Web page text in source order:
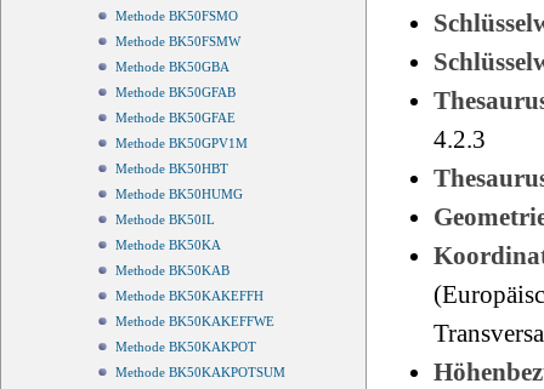
Methode BK50FSMO
Methode BK50FSMW
Methode BK50GBA
Methode BK50GFAB
Methode BK50GFAE
Methode BK50GPV1M
Methode BK50HBT
Methode BK50HUMG
Methode BK50IL
Methode BK50KA
Methode BK50KAB
Methode BK50KAKEFFH
Methode BK50KAKEFFWE
Methode BK50KAKPOT
Methode BK50KAKPOTSUM
4.2.3